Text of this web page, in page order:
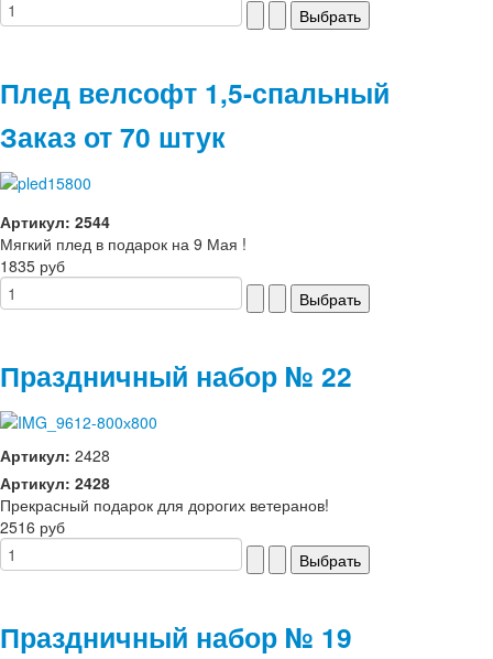
Плед велсофт 1,5-спальный
Заказ от 70 штук
Артикул: 2544
Мягкий плед в подарок на 9 Мая !
1835 руб
Праздничный набор № 22
Артикул: 2428
Артикул: 2428
Прекрасный подарок для дорогих ветеранов!
2516 руб
Праздничный набор № 19